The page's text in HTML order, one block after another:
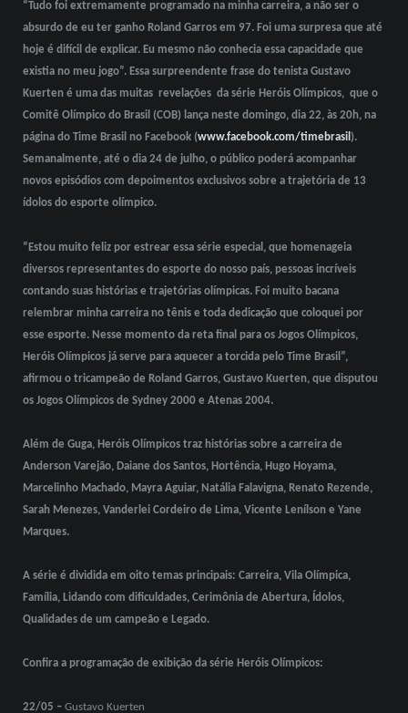
“Tudo foi extremamente programado na minha carreira, a não ser o
absurdo de eu ter ganho Roland Garros em 97. Foi uma surpresa que até
hoje é difícil de explicar. Eu mesmo não conhecia essa capacidade que
existia no meu jogo”. Essa surpreendente frase do tenista Gustavo
Kuerten é uma das muitas revelações da série Heróis Olímpicos, que o
Comitê Olímpico do Brasil (COB) lança neste domingo, dia 22, às 20h, na
página do Time Brasil no Facebook (www.facebook.com/timebrasil ).
Semanalmente, até o dia 24 de julho, o público poderá acompanhar
novos episódios com depoimentos exclusivos sobre a trajetória de 13
ídolos do esporte olímpico.
“Estou muito feliz por estrear essa série especial, que homenageia
diversos representantes do esporte do nosso país, pessoas incríveis
contando suas histórias e trajetórias olímpicas. Foi muito bacana
relembrar minha carreira no tênis e toda dedicação que coloquei por
esse esporte. Nesse momento da reta final para os Jogos Olímpicos,
Heróis Olímpicos já serve para aquecer a torcida pelo Time Brasil”,
afirmou o tricampeão de Roland Garros, Gustavo Kuerten, que disputou
os Jogos Olímpicos de Sydney 2000 e Atenas 2004.
Além de Guga, Heróis Olímpicos traz histórias sobre a carreira de
Anderson Varejão, Daiane dos Santos, Hortência, Hugo Hoyama,
Marcelinho Machado, Mayra Aguiar, Natália Falavigna, Renato Rezende,
Sarah Menezes, Vanderlei Cordeiro de Lima, Vicente Lenílson e Yane
Marques.
A série é dividida em oito temas principais: Carreira, Vila Olímpica,
Família, Lidando com dificuldades, Cerimônia de Abertura, Ídolos,
Qualidades de um campeão e Legado.
Confira a programação de exibição da série Heróis Olímpicos:
22/05 – Gustavo Kuerten